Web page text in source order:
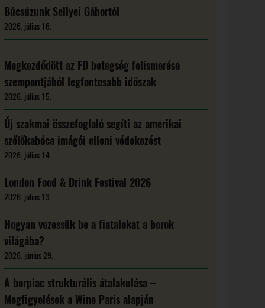
Búcsúzunk Sellyei Gábortól
2026. július 16.
Megkezdődött az FD betegség felismerése
szempontjából legfontosabb időszak
2026. július 15.
Új szakmai összefoglaló segíti az amerikai
szőlőkabóca imágói elleni védekezést
2026. július 14.
London Food & Drink Festival 2026
2026. július 13.
Hogyan vezessük be a fiatalokat a borok
világába?
2026. június 29.
A borpiac strukturális átalakulása –
Megfigyelések a Wine Paris alapján